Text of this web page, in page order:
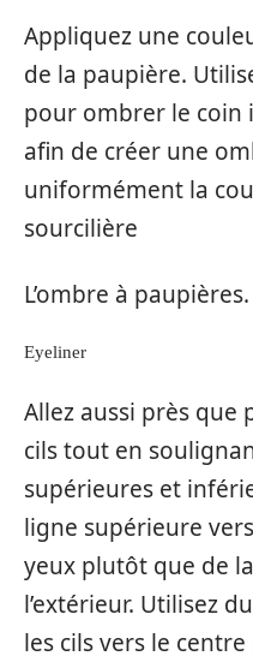
Appliquez une
de la paupière.
pour ombrer le coin
afin de créer une
uniformément la
sourcilière
L’ombre à paupières.
Eyeliner
Allez aussi près que
cils tout en
supérieures et
ligne supérieure
yeux plutôt que de
l’extérieur. Utilisez
les cils vers le